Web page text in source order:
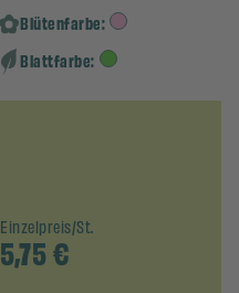
Blütenfarbe:
Blattfarbe:
Einzelpreis/St.
5,75€